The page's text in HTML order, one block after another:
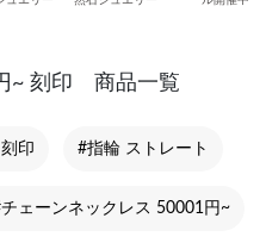
~ 刻印 商品一覧
印 #指輪 ストレート
ェーンネックレス 50001円~